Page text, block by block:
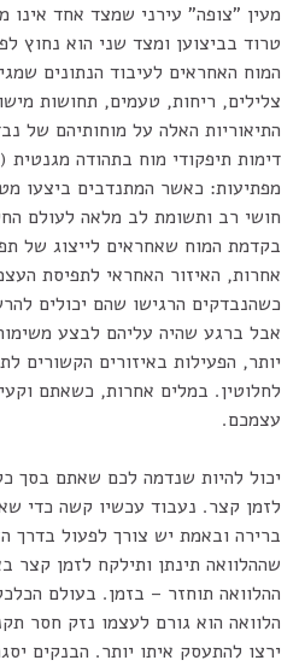
מעין "צופה" עירני שמצד אחד
טרוד בביצוען ומצד שני הוא נחוץ
המוח האחראים לעיבוד הנתונים
צלילים, ריחות, טעמים, תחושות
התיאוריות האלה על מוחותיהם של
מפתיעות: כאשר המתנדבים ביצעו
חושי רב ותשומת לב מלאה לעולם
בקדמת המוח שאחראים לייצוג של
אחרות, האיזור האחראי לתפיסת
כשהנבדקים הרגישו שהם יכולים
אבל ברגע שהיה עליהם לבצע
יותר, הפעילות באיזורים הקשורים
לחלוטין. במלים אחרות, כשאתם
עצמכם.
יכול להיות שנדמה לכם שאתם בסך
לזמן קצר. נעבוד עכשיו קשה כדי
ברירה ובאמת יש צורך לפעול בדרך
שההלוואה תינתן ותילקח לזמן קצר
ההלוואה תוחזר – בזמן. בעולם
הלוואה הוא גורם לעצמו נזק חסר
ירצו להתעסק איתו יותר. הבנקים